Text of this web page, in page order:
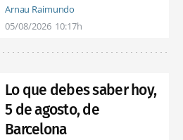
Arnau Raimundo
05/08/2026 10:17h
Lo que debes saber hoy,
5 de agosto, de
Barcelona